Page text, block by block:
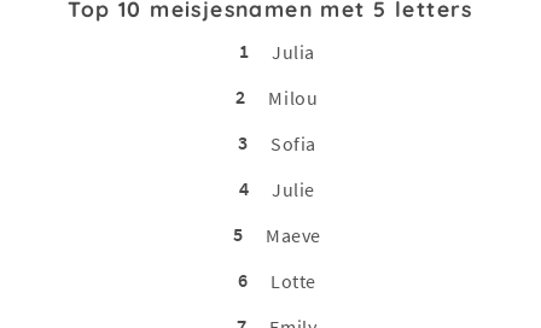
Top 10 meisjesnamen met 5 letters
1
Julia
2
Milou
3
Sofia
4
Julie
5
Maeve
6
Lotte